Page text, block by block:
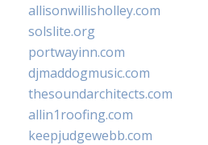
allisonwillisholley.com
solslite.org
portwayinn.com
djmaddogmusic.com
thesoundarchitects.com
allin1roofing.com
keepjudgewebb.com